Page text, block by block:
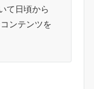
て日頃から
ンテンツを